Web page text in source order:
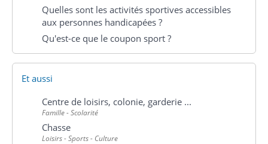
Quelles sont les activités sportives accessibles
aux personnes handicapées ?
Qu'est-ce que le coupon sport ?
Et aussi
Centre de loisirs, colonie, garderie ...
Famille - Scolarité
Chasse
Loisirs - Sports - Culture